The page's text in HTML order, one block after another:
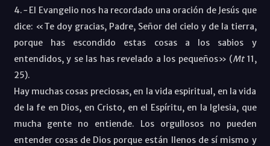
4.-El Evangelio nos ha recordado una oración de Jesús que
dice: «Te doy gracias, Padre, Señor del cielo y de la tierra,
porque has escondido estas cosas a los sabios y
entendidos, y se las has revelado a los pequeños» (Mt11,
25).
Hay muchas cosas preciosas, en la vida espiritual, en la vida
de la fe en Dios, en Cristo, en el Espíritu, en la Iglesia, que
mucha gente no entiende. Los orgullosos no pueden
entender cosas de Dios porque están llenos de sí mismo y